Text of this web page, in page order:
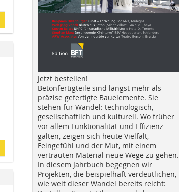
Jetzt bestellen!
Betonfertigteile sind längst mehr als
präzise gefertigte Bauelemente. Sie
stehen für Wandel: technologisch,
gesellschaftlich und kulturell. Wo früher
vor allem Funktionalität und Effizienz
galten, zeigen sich heute Vielfalt,
Feingefühl und der Mut, mit einem
vertrauten Material neue Wege zu gehen.
In diesem Jahrbuch begegnen wir
Projekten, die beispielhaft verdeutlichen,
wie weit dieser Wandel bereits reicht: